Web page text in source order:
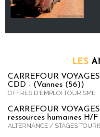
LES
CARREFOUR
CDD - (Vannes (56))
OFFRES D'EMPLOI TOURISME
CARREFOUR
ressources humaines H/
ALTERNANCE / STAGES